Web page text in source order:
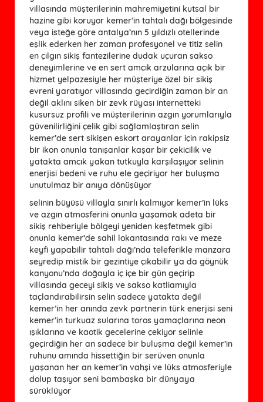
villasında müşterilerinin mahremiyetini kutsal bir
hazine gibi koruyor kemer’in tahtalı dağı bölgesinde
veya isteğe göre antalya’nın 5 yıldızlı otellerinde
eşlik ederken her zaman profesyonel ve titiz selin
en çılgın sikiş fantezilerine dudak uçuran sakso
deneyimlerine ve en sert amcık arzularına açık bir
hizmet yelpazesiyle her müşteriye özel bir sikiş
evreni yaratıyor villasında geçirdiğin zaman bir an
değil aklını siken bir zevk rüyası internetteki
kusursuz profili ve müşterilerinin azgın yorumlarıyla
güvenilirliğini çelik gibi sağlamlaştıran selin
kemer’de sert sikişen eskort arayanlar için rakipsiz
bir ikon onunla tanışanlar kaşar bir çekicilik ve
yatakta amcık yakan tutkuyla karşılaşıyor selinin
enerjisi bedeni ve ruhu ele geçiriyor her buluşma
unutulmaz bir anıya dönüşüyor
selinin büyüsü villayla sınırlı kalmıyor kemer’in lüks
ve azgın atmosferini onunla yaşamak adeta bir
sikiş rehberiyle bölgeyi yeniden keşfetmek gibi
onunla kemer’de sahil lokantasında rakı ve meze
keyfi yapabilir tahtalı dağı’nda teleferikle manzara
seyredip mistik bir gezintiye çıkabilir ya da göynük
kanyonu’nda doğayla iç içe bir gün geçirip
villasında geceyi sikiş ve sakso katliamıyla
taçlandırabilirsin selin sadece yatakta değil
kemer’in her anında zevk partnerin türk enerjisi seni
kemer’in turkuaz sularına toros yamaçlarına neon
ışıklarına ve kaotik gecelerine çekiyor selinle
geçirdiğin her an sadece bir buluşma değil kemer’in
ruhunu amında hissettiğin bir serüven onunla
yaşanan her an kemer’in vahşi ve lüks atmosferiyle
dolup taşıyor seni bambaşka bir dünyaya
sürüklüyor